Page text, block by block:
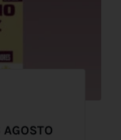
AGOSTO